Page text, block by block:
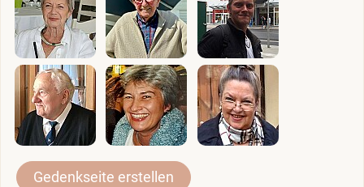
Gedenkseite erstellen